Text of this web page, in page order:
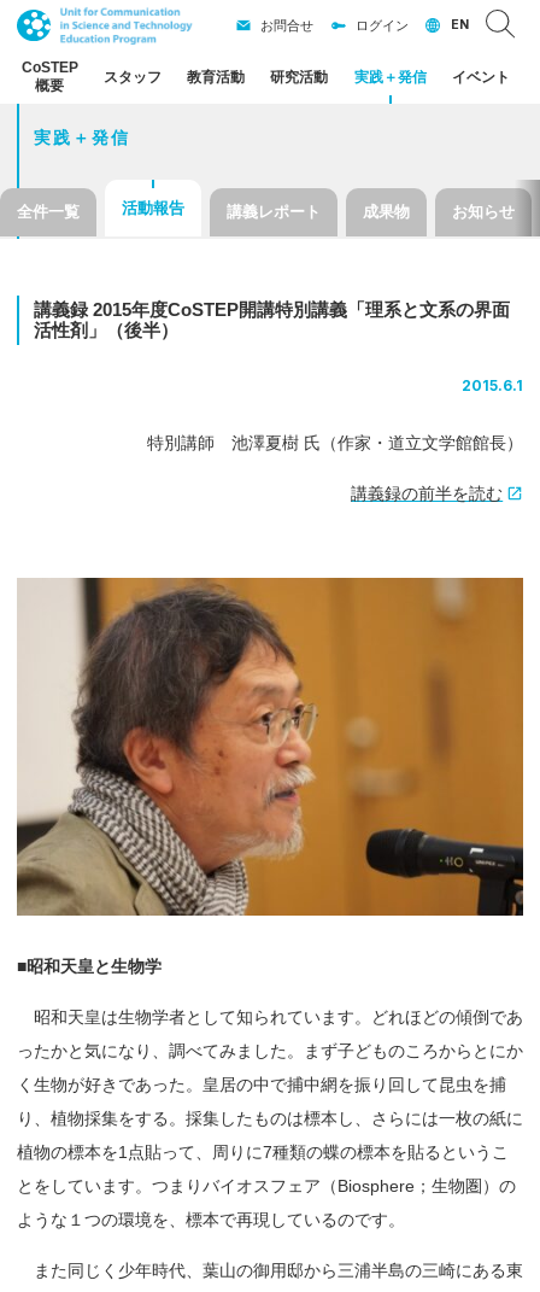
CoSTEP
概要
スタッフ 教育活動 研究活動 実践＋発信 イベント
お問合せ ログイン EN
実践＋発信
全件一覧 活動報告 講義レポート 成果物 お知らせ
講義録 2015年度CoSTEP開講特別講義 「理系と文系の界面
活性剤」
（後半）
2015.6.1
特別講師 池澤夏樹 氏（作家・道立文学館館長）
講義録の前半を読む
■昭和天皇と生物学
昭和天皇は生物学者として知られています。どれほどの傾倒であ
ったかと気になり、調べてみました。まず子どものころからとにか
く生物が好きであった。皇居の中で捕中網を振り回して昆虫を捕
り、植物採集をする。採集したものは標本し、さらには一枚の紙に
植物の標本を1点貼って、周りに7種類の蝶の標本を貼るというこ
とをしています。つまりバイオスフェア（Biosphere；生物圏）の
ような１つの環境を、標本で再現しているのです。
また同じく少年時代、葉山の御用邸から三浦半島の三崎にある東